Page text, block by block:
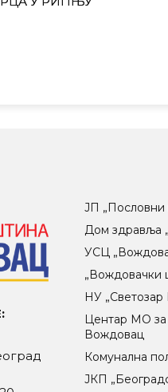
ЈП
Дом здравља
УСЦ
„Вождовачки
НУ
Центар МO за
Вождовац
Комунална
ЈКП